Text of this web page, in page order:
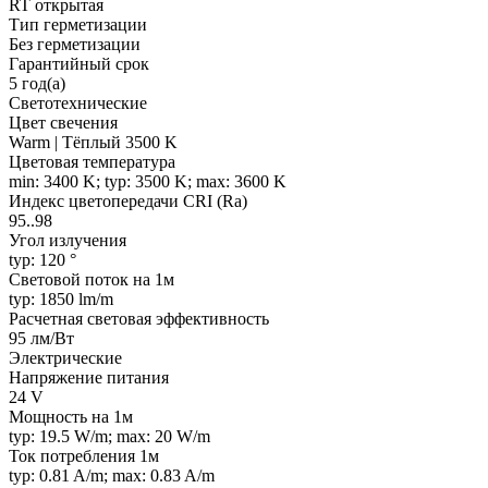
RT открытая
Тип герметизации
Без герметизации
Гарантийный срок
5 год(а)
Светотехнические
Цвет свечения
Warm | Тёплый 3500 K
Цветовая температура
min: 3400 K; typ: 3500 K; max: 3600 K
Индекс цветопередачи CRI (Ra)
95..98
Угол излучения
typ: 120 °
Световой поток на 1м
typ: 1850 lm/m
Расчетная световая эффективность
95 лм/Вт
Электрические
Напряжение питания
24 V
Мощность на 1м
typ: 19.5 W/m; max: 20 W/m
Ток потребления 1м
typ: 0.81 A/m; max: 0.83 A/m